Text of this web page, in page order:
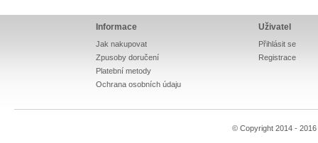
Informace
Jak nakupovat
Zpusoby doručení
Platební metody
Ochrana osobních údaju
Uživatel
Přihlásit se
Registrace
© Copyright 2014 - 2016